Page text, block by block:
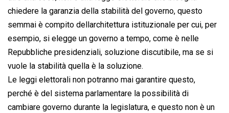
chiedere la garanzia della stabilità del governo, questo
semmai è compito dellarchitettura istituzionale per cui, per
esempio, si elegge un governo a tempo, come è nelle
Repubbliche presidenziali, soluzione discutibile, ma se si
vuole la stabilità quella è la soluzione.
Le leggi elettorali non potranno mai garantire questo,
perché è del sistema parlamentare la possibilità di
cambiare governo durante la legislatura, e questo non è un